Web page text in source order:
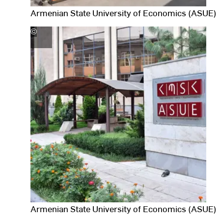
Armenian State University of Economics (ASUE)
Fotodaten
anzeigen
©
Armenian
State
University
of
Economics
(ASUE)
Armenian State University of Economics (ASUE)